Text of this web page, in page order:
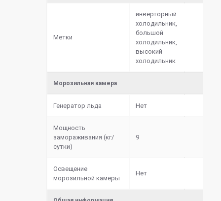
Метки
инверторный
холодильник,
большой
холодильник,
высокий
холодильник
Морозильная камера
Генератор льда Нет
Мощность
замораживания (кг/
сутки)
9
Освещение
морозильной камеры
Нет